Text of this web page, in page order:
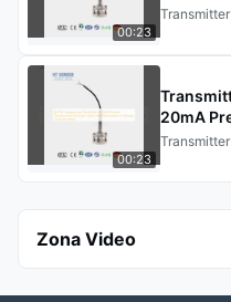
00:23
00:23
20mA
Zona Video